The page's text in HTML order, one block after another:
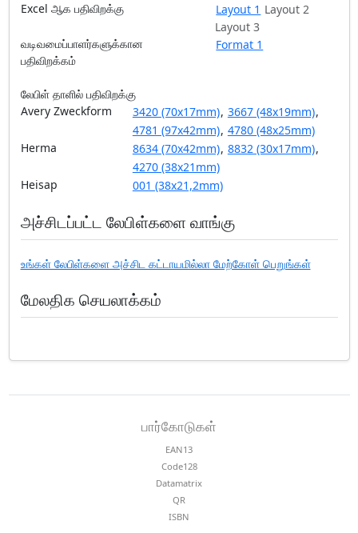
Excel ஆக பதிவிறக்கு
Layout 1 Layout 2
Layout 3
வடிவமைப்பாளர்களுக்கான
பதிவிறக்கம்
Format 1
லேபிள் தாளில் பதிவிறக்கு
Avery Zweckform
3420 (70x17mm), 3667 (48x19mm),
4781 (97x42mm), 4780 (48x25mm)
Herma
8634 (70x42mm), 8832 (30x17mm),
4270 (38x21mm)
Heisap
001 (38x21,2mm)
அச்சிடப்பட்ட லேபிள்களை வாங்கு
உங்கள் லேபிள்களை அச்சிட கட்டாயமில்லா மேற்கோள் பெறுங்கள்
மேலதிக செயலாக்கம்
பார்கோடுகள்
EAN13
Code128
Datamatrix
QR
ISBN